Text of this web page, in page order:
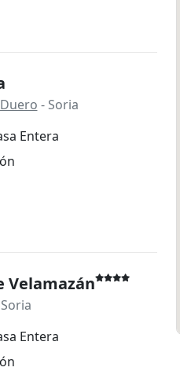
- Soria
Entera
Velamazán
Entera